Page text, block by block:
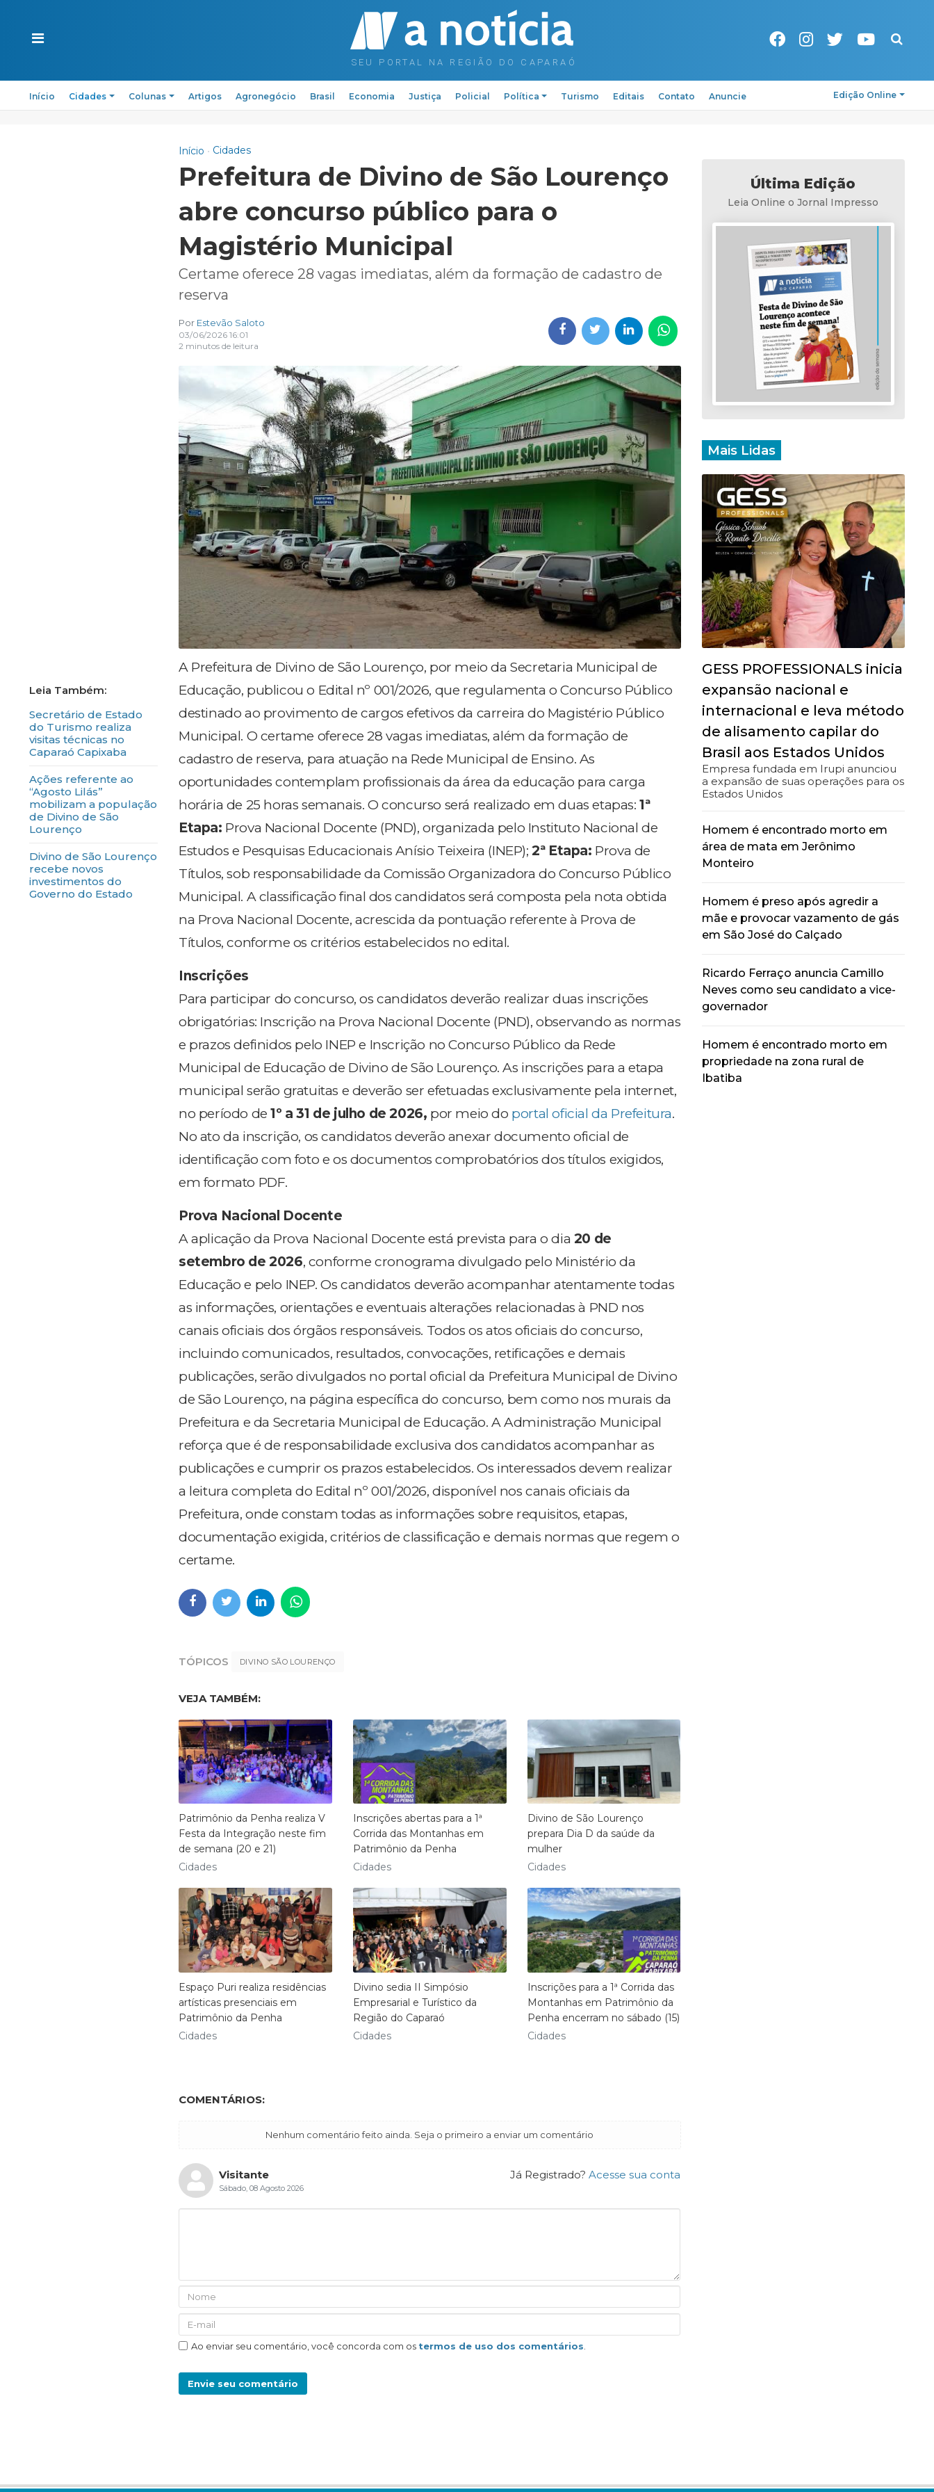
Pesquisa
Início Cidades Colunas Artigos Agronegócio Brasil Economia Justiça Policial Política Turismo Editais Contato Anuncie Edição Online
Secretário de Estado
do Turismo realiza
visitas técnicas no
Caparaó Capixaba
Ações referente ao
“Agosto Lilás”
mobilizam a população
de Divino de São
Lourenço
Divino de São Lourenço
recebe novos
investimentos do
Governo do Estado
Início Cidades
Prefeitura de Divino de São Lourenço
abre concurso público para o
Magistério Municipal
Certame oferece 28 vagas imediatas, além da formação de cadastro de
reserva
Por Estevão Saloto
03/06/2026 16:01
2 minutos de leitura
A Prefeitura de Divino de São Lourenço, por meio da Secretaria Municipal de
Educação, publicou o Edital nº 001/2026, que regulamenta o Concurso Público
destinado ao provimento de cargos efetivos da carreira do Magistério Público
Municipal. O certame oferece 28 vagas imediatas, além da formação de
cadastro de reserva, para atuação na Rede Municipal de Ensino. As
oportunidades contemplam profissionais da área da educação para carga
horária de 25 horas semanais. O concurso será realizado em duas etapas:1ª
Etapa: Prova Nacional Docente (PND), organizada pelo Instituto Nacional de
Estudos e Pesquisas Educacionais Anísio Teixeira (INEP);2ª Etapa: Prova de
Títulos, sob responsabilidade da Comissão Organizadora do Concurso Público
Municipal. A classificação final dos candidatos será composta pela nota obtida
na Prova Nacional Docente, acrescida da pontuação referente à Prova de
Títulos, conforme os critérios estabelecidos no edital.
Inscrições
Para participar do concurso, os candidatos deverão realizar duas inscrições
obrigatórias: Inscrição na Prova Nacional Docente (PND), observando as normas
e prazos definidos pelo INEP e Inscrição no Concurso Público da Rede
Municipal de Educação de Divino de São Lourenço. As inscrições para a etapa
municipal serão gratuitas e deverão ser efetuadas exclusivamente pela internet,
no período de1º a 31 de julho de 2026, por meio do portal oficial da Prefeitura.
No ato da inscrição, os candidatos deverão anexar documento oficial de
identificação com foto e os documentos comprobatórios dos títulos exigidos,
em formato PDF.
Prova Nacional Docente
A aplicação da Prova Nacional Docente está prevista para o dia 20 de
setembro de 2026, conforme cronograma divulgado pelo Ministério da
Educação e pelo INEP. Os candidatos deverão acompanhar atentamente todas
as informações, orientações e eventuais alterações relacionadas à PND nos
canais oficiais dos órgãos responsáveis. Todos os atos oficiais do concurso,
incluindo comunicados, resultados, convocações, retificações e demais
publicações, serão divulgados no portal oficial da Prefeitura Municipal de Divino
de São Lourenço, na página específica do concurso, bem como nos murais da
Prefeitura e da Secretaria Municipal de Educação. A Administração Municipal
reforça que é de responsabilidade exclusiva dos candidatos acompanhar as
publicações e cumprir os prazos estabelecidos. Os interessados devem realizar
a leitura completa do Edital nº 001/2026, disponível nos canais oficiais da
Prefeitura, onde constam todas as informações sobre requisitos, etapas,
documentação exigida, critérios de classificação e demais normas que regem o
certame.
TÓPICOS DIVINO SÃO LOURENÇO
VEJA TAMBÉM:
Patrimônio da Penha realiza V
Festa da Integração neste fim
de semana (20 e 21)
Cidades
Inscrições abertas para a 1ª
Corrida das Montanhas em
Patrimônio da Penha
Cidades
Divino de São Lourenço
prepara Dia D da saúde da
mulher
Cidades
Espaço Puri realiza residências
artísticas presenciais em
Patrimônio da Penha
Cidades
Divino sedia II Simpósio
Empresarial e Turístico da
Região do Caparaó
Cidades
Inscrições para a 1ª Corrida das
Montanhas em Patrimônio da
Penha encerram no sábado (15)
Cidades
COMENTÁRIOS:
Nenhum comentário feito ainda. Seja o primeiro a enviar um comentário
Já Registrado? Acesse sua conta
Visitante
Sábado, 08 Agosto 2026
Ao enviar seu comentário, você concorda com os termos de uso dos comentários.
Envie seu comentário
Última Edição
Leia Online o Jornal Impresso
Mais Lidas
GESS PROFESSIONALS inicia
expansão nacional e
internacional e leva método
de alisamento capilar do
Brasil aos Estados Unidos
Empresa fundada em Irupi anunciou
a expansão de suas operações para os
Estados Unidos
Homem é encontrado morto em
área de mata em Jerônimo
Monteiro
Homem é preso após agredir a
mãe e provocar vazamento de gás
em São José do Calçado
Ricardo Ferraço anuncia Camillo
Neves como seu candidato a vice-
governador
Homem é encontrado morto em
propriedade na zona rural de
Ibatiba